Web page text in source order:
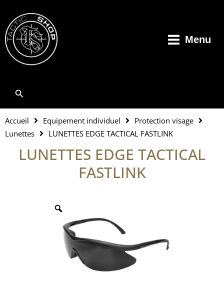
contenu
Menu
Rechercher
Accueil Equipement individuel
Protection visage
Lunettes
LUNETTES EDGE TACTICAL FASTLINK
LUNETTES EDGE TACTICAL
FASTLINK